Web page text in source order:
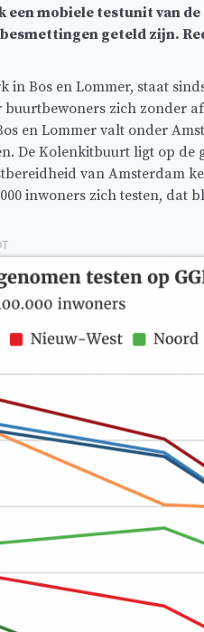
mobiele testunit van de
geteld zijn.
in Bos en Lommer, staat
buurtbewoners zich zonder
en Lommer valt onder
De Kolenkitbuurt ligt op de
van Amsterdam
inwoners zich testen, dat